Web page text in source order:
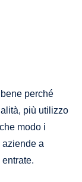
perché
più utilizzo
modo i
a